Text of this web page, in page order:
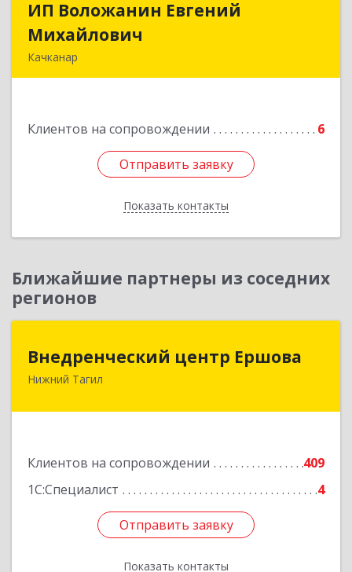
ИП Воложанин Евгений
Михайлович
Качканар
Клиентов на сопровождении 6
Отправить заявку
Показать контакты
ИП Воложанин Евгений
Подробнее
Отправить заявку
Назад
Ближайшие партнеры из соседних
регионов
Внедренческий центр Ершова
Нижний Тагил
Клиентов на сопровождении
409
1С:Специалист
4
Отправить заявку
Показать контакты
Внедренческий центр Ершова
622030, Свердловская обл, Нижний Тагил г,
Отправить заявку
Назад